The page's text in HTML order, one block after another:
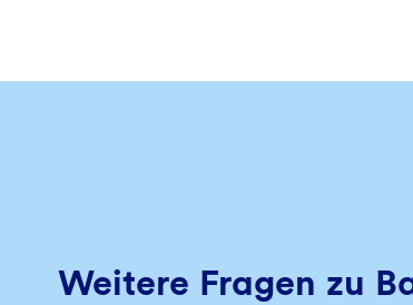
Weitere Fragen zu